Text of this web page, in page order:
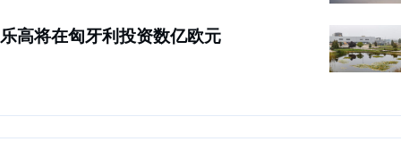
乐高将在匈牙利投资数亿欧元